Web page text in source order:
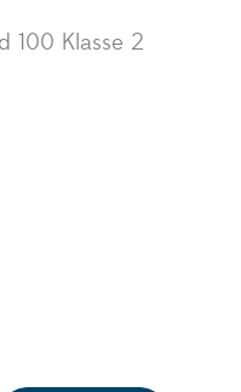
100 Klasse 2